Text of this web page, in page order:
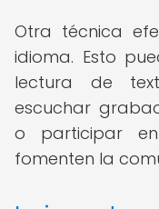
Otra técnica
idioma. Esto
lectura de
escuchar
o participar
fomenten la